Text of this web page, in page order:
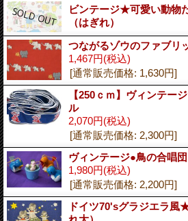
ビンテージ★可愛い動物
（はぎれ）
つながるゾウのファブリ
1,467円(税込)
[通常販売価格: 1,630円]
【250ｃｍ】ヴィンテー
ル
2,070円(税込)
[通常販売価格: 2,300円]
ヴィンテージ●鳥の合唱
1,980円(税込)
[通常販売価格: 2,200円]
ドイツ70'sグラジエラ風